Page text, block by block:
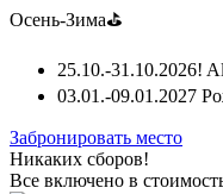
Осень-Зима⛳
25.10.-31.10.2026!
03.01.-09.01.2027
Забронировать место
Никаких сборов!
Все включено в